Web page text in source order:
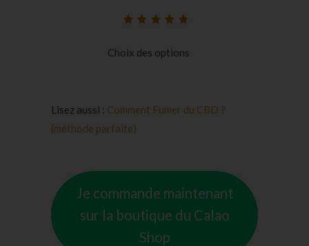
notations
Choix des options
Lisez aussi : Comment Fumer du CBD ?
(méthode parfaite)
Je commande maintenant
sur la boutique du Calao
Shop